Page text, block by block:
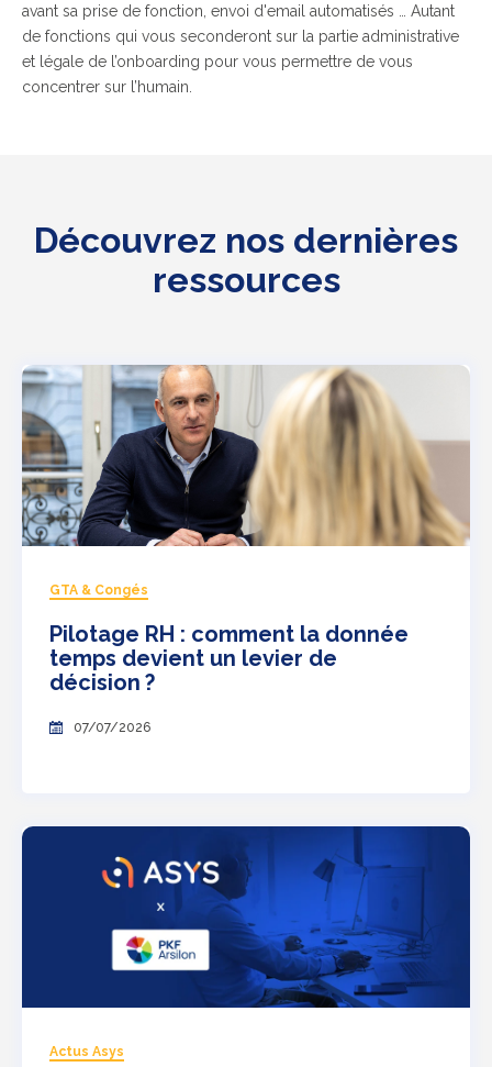
avant sa prise de fonction, envoi d'email automatisés … Autant
de fonctions qui vous seconderont sur la partie administrative
et légale de l’onboarding pour vous permettre de vous
concentrer sur l’humain.
Découvrez nos dernières
ressources
GTA & Congés
Pilotage RH : comment la donnée
temps devient un levier de
décision ?
07/07/2026
Actus Asys